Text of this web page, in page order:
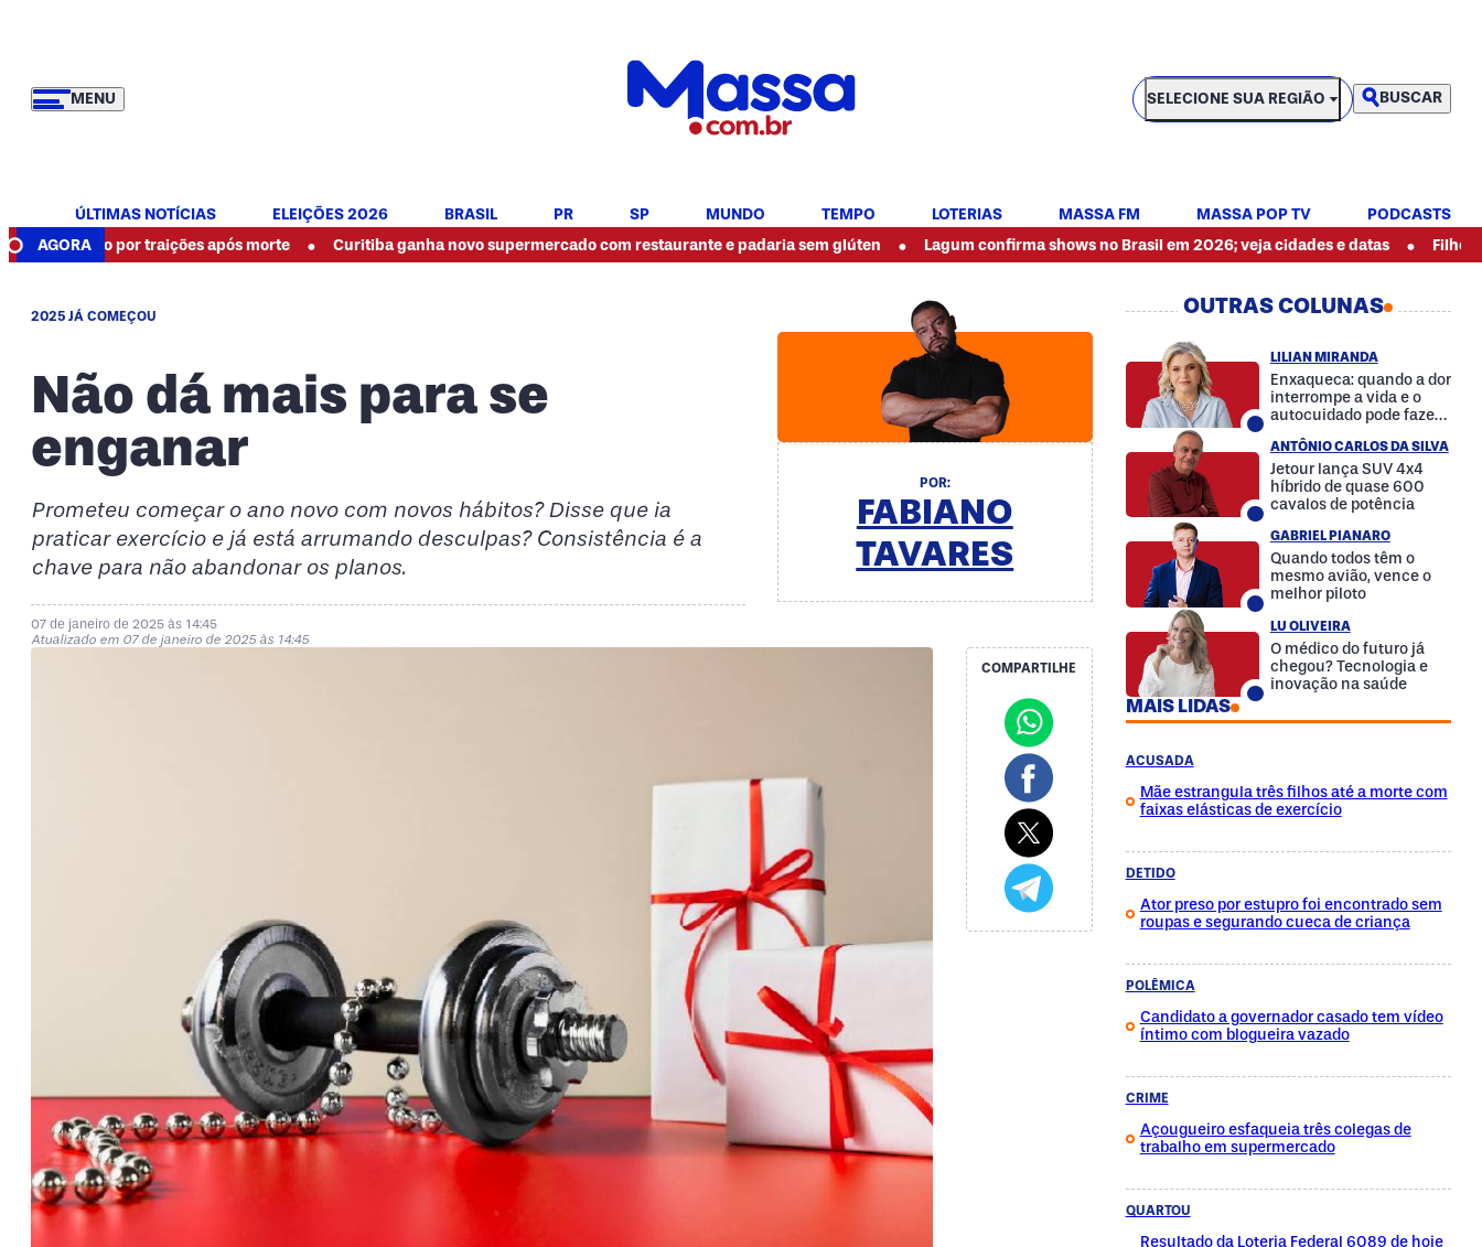
MENU
SELECIONE SUA REGIÃO
SELECIONE SUA REGIÃO BUSCAR
ÚLTIMAS NOTÍCIAS ELEIÇÕES 2026 BRASIL PR SP MUNDO TEMPO LOTERIAS MASSA FM MASSA POP TV
PODCASTS
AGORA
por traições após morte • Curitiba ganha novo supermercado com restaurante e padaria sem glúten • Lagum confirma shows no Brasil em 2026; veja cidades e datas • Filho enfrenta
2025 JÁ COMEÇOU
Não dá mais para se
enganar
Prometeu começar o ano novo com novos hábitos? Disse que ia
praticar exercício e já está arrumando desculpas? Consistência é a
chave para não abandonar os planos.
07 de janeiro de 2025 às 14:45
Atualizado em 07 de janeiro de 2025 às 14:45
POR:
FABIANO
TAVARES
COMPARTILHE
MAIS LIDAS
ACUSADA
Mãe estrangula três filhos até a morte com
faixas elásticas de exercício
DETIDO
Ator preso por estupro foi encontrado sem
roupas e segurando cueca de criança
POLÊMICA
Candidato a governador casado tem vídeo
íntimo com blogueira vazado
CRIME
Açougueiro esfaqueia três colegas de
trabalho em supermercado
QUARTOU
Resultado da Loteria Federal 6089 de hoje
OUTRAS COLUNAS
LILIAN MIRANDA
Enxaqueca: quando a dor
interrompe a vida e o
autocuidado pode fazer
ANTÔNIO CARLOS DA SILVA
Jetour lança SUV 4x4
híbrido de quase 600
cavalos de potência
GABRIEL PIANARO
Quando todos têm o
mesmo avião, vence o
melhor piloto
LU OLIVEIRA
O médico do futuro já
chegou? Tecnologia e
inovação na saúde